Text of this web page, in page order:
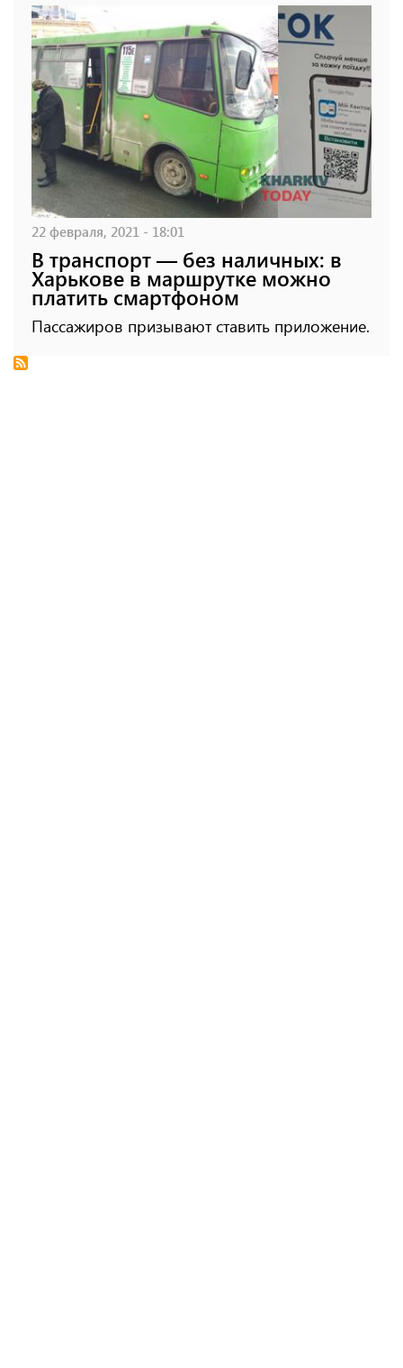
22 февраля, 2021 - 18:01
В транспорт — без наличных: в
Харькове в маршрутке можно
платить смартфоном
Пассажиров призывают ставить приложение.